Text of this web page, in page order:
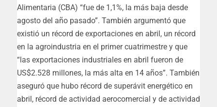
Alimentaria (CBA) “fue de 1,1%, la más baja desde
agosto del año pasado”. También argumentó que
existió un récord de exportaciones en abril, un récord
en la agroindustria en el primer cuatrimestre y que
“las exportaciones industriales en abril fueron de
US$2.528 millones, la más alta en 14 años”. También
aseguró que hubo récord de superávit energético en
abril, récord de actividad aerocomercial y de actividad